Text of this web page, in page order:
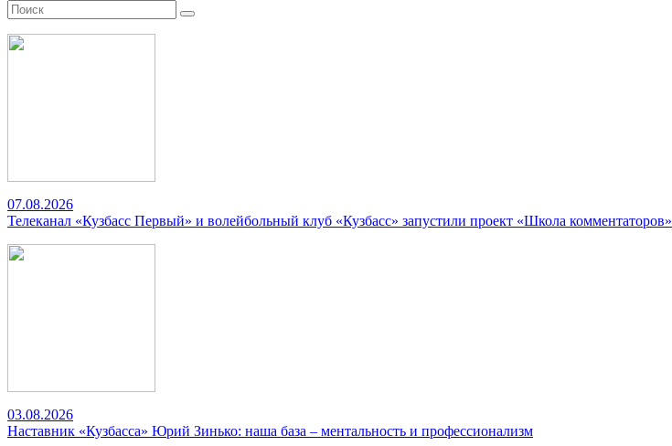
07.08.2026
Телеканал «Кузбасс Первый» и волейбольный клуб «Кузбасс» запустили проект «Школа комментаторов»
03.08.2026
Наставник «Кузбасса» Юрий Зинько: наша база – ментальность и профессионализм